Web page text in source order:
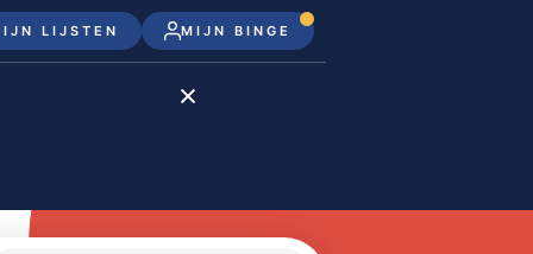
LIJSTEN MIJN BINGE
Disney+
meJane